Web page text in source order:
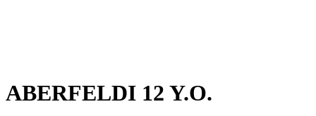
ABERFELDI 12 Y.O.